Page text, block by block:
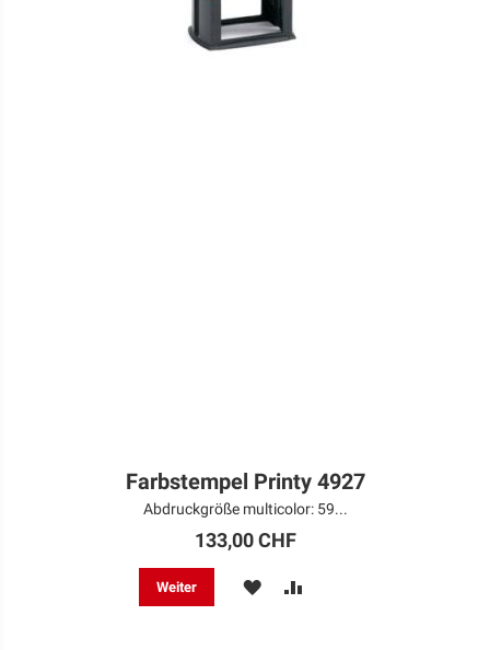
Farbstempel Printy 4927
Abdruckgröße multicolor: 59...
133,00 CHF
Weiter MERKEN